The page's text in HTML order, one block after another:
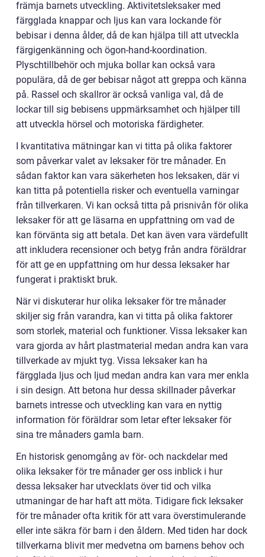
främja barnets utveckling. Aktivitetsleksaker med
färgglada knappar och ljus kan vara lockande för
bebisar i denna ålder, då de kan hjälpa till att utveckla
färgigenkänning och ögon-hand-koordination.
Plyschtillbehör och mjuka bollar kan också vara
populära, då de ger bebisar något att greppa och känna
på. Rassel och skallror är också vanliga val, då de
lockar till sig bebisens uppmärksamhet och hjälper till
att utveckla hörsel och motoriska färdigheter.
I kvantitativa mätningar kan vi titta på olika faktorer
som påverkar valet av leksaker för tre månader. En
sådan faktor kan vara säkerheten hos leksaken, där vi
kan titta på potentiella risker och eventuella varningar
från tillverkaren. Vi kan också titta på prisnivån för olika
leksaker för att ge läsarna en uppfattning om vad de
kan förvänta sig att betala. Det kan även vara värdefullt
att inkludera recensioner och betyg från andra föräldrar
för att ge en uppfattning om hur dessa leksaker har
fungerat i praktiskt bruk.
När vi diskuterar hur olika leksaker för tre månader
skiljer sig från varandra, kan vi titta på olika faktorer
som storlek, material och funktioner. Vissa leksaker kan
vara gjorda av hårt plastmaterial medan andra kan vara
tillverkade av mjukt tyg. Vissa leksaker kan ha
färgglada ljus och ljud medan andra kan vara mer enkla
i sin design. Att betona hur dessa skillnader påverkar
barnets intresse och utveckling kan vara en nyttig
information för föräldrar som letar efter leksaker för
sina tre månaders gamla barn.
En historisk genomgång av för- och nackdelar med
olika leksaker för tre månader ger oss inblick i hur
dessa leksaker har utvecklats över tid och vilka
utmaningar de har haft att möta. Tidigare fick leksaker
för tre månader ofta kritik för att vara överstimulerande
eller inte säkra för barn i den åldern. Med tiden har dock
tillverkarna blivit mer medvetna om barnens behov och